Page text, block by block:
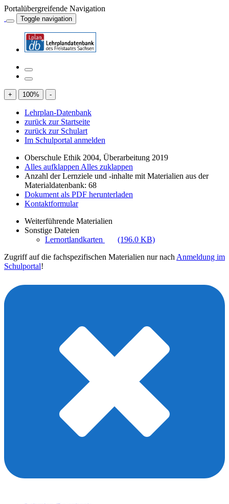
Portalübergreifende Navigation
Toggle navigation
+ 100% -
Lehrplan-Datenbank
zurück zur Startseite
zurück zur Schulart
Im Schulportal anmelden
Oberschule Ethik 2004, Überarbeitung 2019
Alles aufklappen Alles zuklappen
Anzahl der Lernziele und -inhalte mit Materialien aus der
Materialdatenbank: 68
Dokument als PDF herunterladen
Kontaktformular
Weiterführende Materialien
Sonstige Dateien
Lernortlandkarten
(196.0 KB)
Zugriff auf die fachspezifischen Materialien nur nach Anmeldung im
Schulportal!